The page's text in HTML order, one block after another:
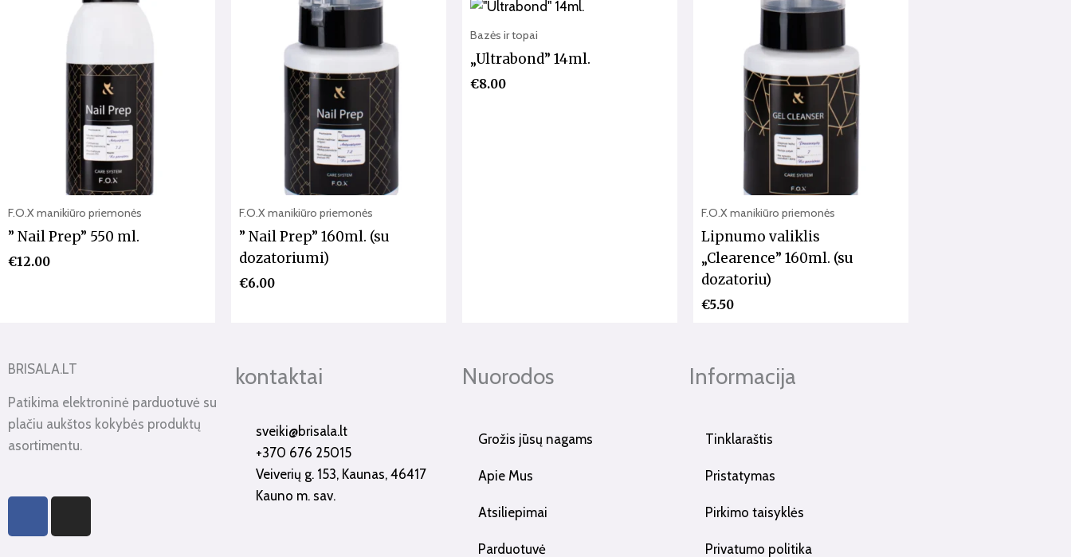
F.O.X manikiūro priemonės
” Nail Prep” 550 ml.
€12.00
F.O.X manikiūro priemonės
” Nail Prep” 160ml. (su
dozatoriumi)
€6.00
Bazės ir topai
„Ultrabond” 14ml.
€8.00
F.O.X manikiūro priemonės
Lipnumo valiklis
„Clearence” 160ml. (su
dozatoriu)
€5.50
BRISALA.LT
Patikima elektroninė parduotuvė su
plačiu aukštos kokybės produktų
asortimentu.
kontaktai
sveiki@brisala.lt
+370 676 25015
Veiverių g. 153, Kaunas, 46417
Kauno m. sav.
Nuorodos
Grožis jūsų nagams
Apie Mus
Atsiliepimai
Parduotuvė
Informacija
Tinklaraštis
Pristatymas
Pirkimo taisyklės
Privatumo politika